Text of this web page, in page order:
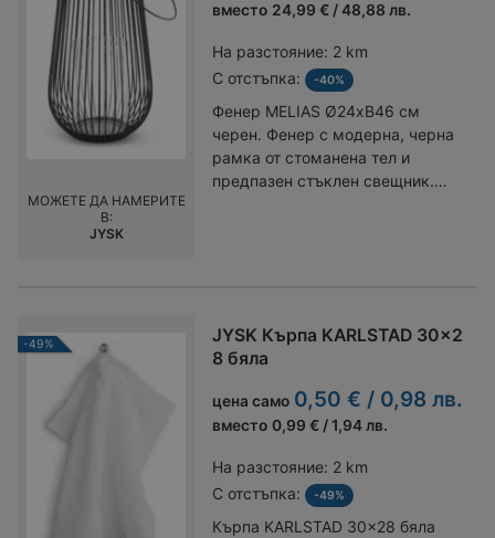
вместо 24,99 € / 48,88 лв.
На разстояние: 2 km
С отстъпка:
-40%
Фенер MELIAS Ø24xВ46 см
черен. Фенер с модерна, черна
рамка от стоманена тел и
предпазен стъклен свещник.
МОЖЕТЕ ДА НАМЕРИТЕ
В:
JYSK
-49%
JYSK Кърпа KARLSTAD 30x2
8 бяла
цена само 0,50 € / 0,98 лв.
вместо 0,99 € / 1,94 лв.
На разстояние: 2 km
С отстъпка:
-49%
Кърпа KARLSTAD 30x28 бяла